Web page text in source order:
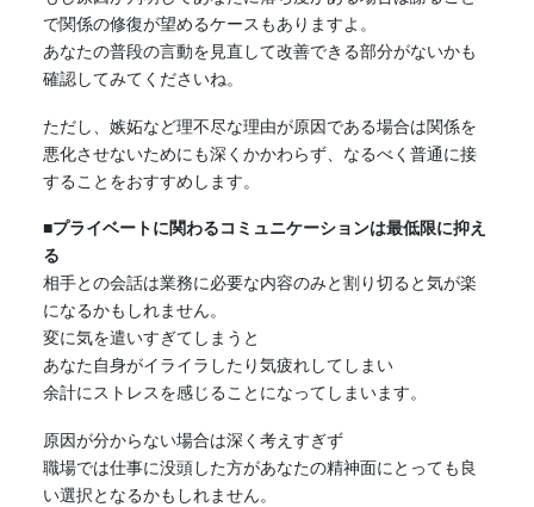
で関係の修復が望めるケースもありますよ。
あなたの普段の言動を見直して改善できる部分がないかも
確認してみてくださいね。
ただし、嫉妬など理不尽な理由が原因である場合は関係を
悪化させないためにも深くかかわらず、なるべく普通に接
することをおすすめします。
■プライベートに関わるコミュニケーションは最低限に抑え
る
相手との会話は業務に必要な内容のみと割り切ると気が楽
になるかもしれません。
変に気を遣いすぎてしまうと
あなた自身がイライラしたり気疲れしてしまい
余計にストレスを感じることになってしまいます。
原因が分からない場合は深く考えすぎず
職場では仕事に没頭した方があなたの精神面にとっても良
い選択となるかもしれません。